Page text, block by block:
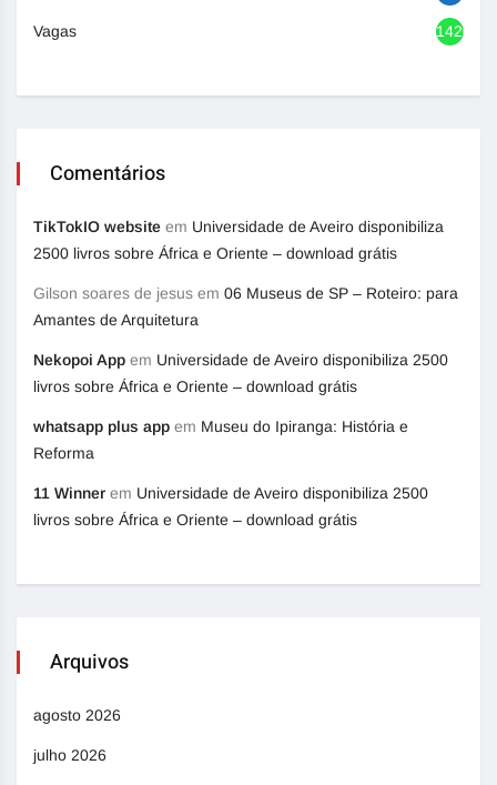
Vagas 1420
Comentários
TikTokIO website em Universidade de Aveiro disponibiliza
2500 livros sobre África e Oriente – download grátis
Gilson soares de jesus em 06 Museus de SP – Roteiro: para
Amantes de Arquitetura
Nekopoi App em Universidade de Aveiro disponibiliza 2500
livros sobre África e Oriente – download grátis
whatsapp plus app em Museu do Ipiranga: História e
Reforma
11 Winner em Universidade de Aveiro disponibiliza 2500
livros sobre África e Oriente – download grátis
Arquivos
agosto 2026
julho 2026